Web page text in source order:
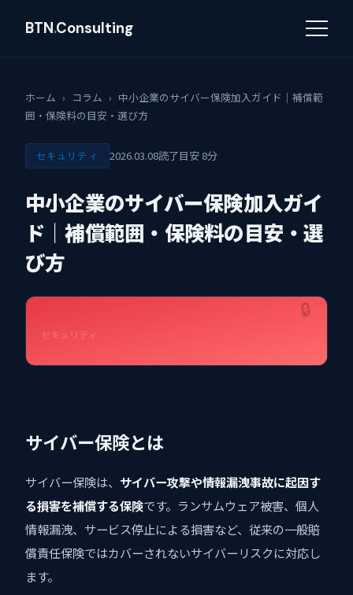
BTN.Consulting
ホーム › コラム › 中小企業のサイバー保険加入ガイド｜補償範
囲・保険料の目安・選び方
セキュリティ 2026.03.08読了目安 8分
中小企業のサイバー保険加入ガイ
ド｜補償範囲・保険料の目安・選
び方
セキュリティ
🔒
サイバー保険とは
サイバー保険は、 サイバー攻撃や情報漏洩事故に起因す
る損害を補償する保険です。ランサムウェア被害、個人
情報漏洩、サービス停止による損害など、従来の一般賠
償責任保険ではカバーされないサイバーリスクに対応し
ます。